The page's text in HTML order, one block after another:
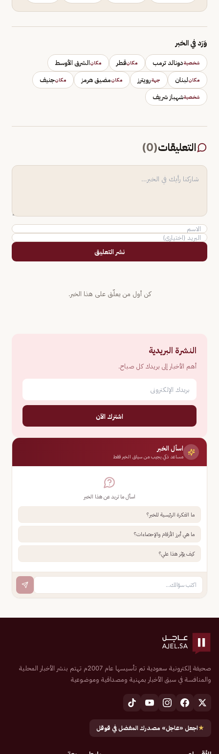
وَرَد في الخبر
شخصيةدونالد ترمب مكانقطر مكانالشرق الأوسط
مكانلبنان جهةرويترز مكانمضيق هرمز مكانجنيف
شخصيةشهباز شريف
التعليقات(
0
)
نشر التعليق
كن أول من يعلّق على هذا الخبر.
النشرة البريدية
أهم الأخبار إلى بريدك كل صباح.
اشترك الآن
اسأل الخبر
مساعد ذكي يجيب من سياق الخبر فقط
اسأل ما تريد عن هذا الخبر
ما الفكرة الرئيسية للخبر؟
ما هي أبرز الأرقام والإحصاءات؟
كيف يؤثر هذا علي؟
صحيفة إلكترونية سعودية تم تأسيسها عام 2007م تهتم بنشر الأخبار المحلية
والمنافسة في سبق الأخبار بمهنية ومصداقية وموضوعية
★اجعل «عاجل» مصدرك المفضل في قوقل